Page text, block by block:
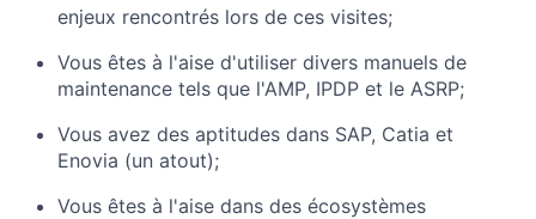
enjeux rencontrés lors de ces visites;
Vous êtes à l'aise d'utiliser divers manuels de
maintenance tels que l'AMP, IPDP et le ASRP;
Vous avez des aptitudes dans SAP, Catia et
Enovia (un atout);
Vous êtes à l'aise dans des écosystèmes